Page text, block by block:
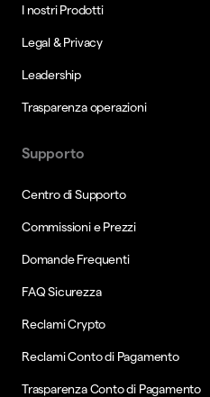
I nostri Prodotti
Legal & Privacy
Leadership
Trasparenza operazioni
Supporto
Centro di Supporto
Commissioni e Prezzi
Domande Frequenti
FAQ Sicurezza
Reclami Crypto
Reclami Conto di Pagamento
Trasparenza Conto di Pagamento